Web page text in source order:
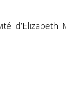
d’Elizabeth